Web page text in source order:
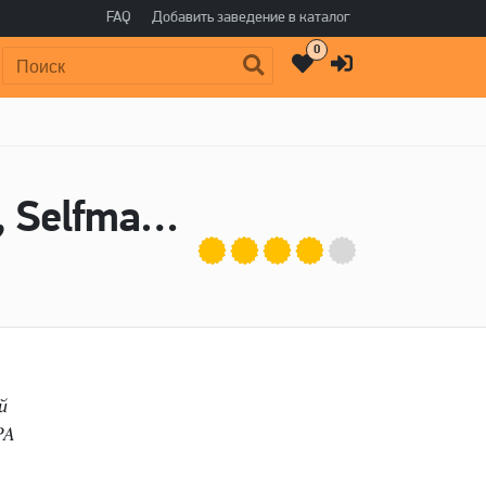
FAQ Добавить заведение в каталог
Поиск: 0
Пиво Thunder And Lightning - Malanka, Selfmade Brewery